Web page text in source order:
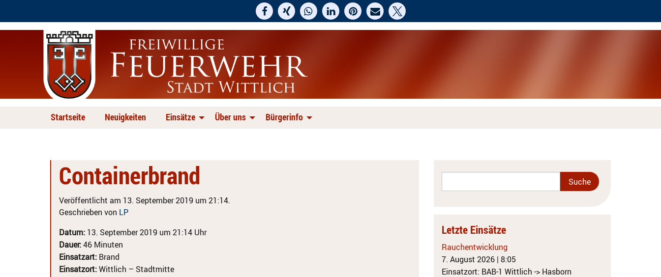
Startseite Neuigkeiten Einsätze Über uns Bürgerinfo
Containerbrand
Veröffentlicht am 13. September 2019 um 21:14.
Geschrieben von LP
Datum: 13. September 2019 um 21:14 Uhr
Dauer:46 Minuten
Einsatzart: Brand
Einsatzort:Wittlich – Stadtmitte
Letzte Einsätze
Rauchentwicklung
7. August 2026 | 8:05
Einsatzort: BAB-1 Wittlich -> Hasborn